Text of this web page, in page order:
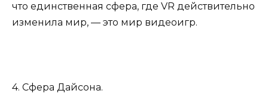
что единственная сфера, где VR действительно
изменила мир, — это мир видеоигр.
4. Сфера Дайсона.